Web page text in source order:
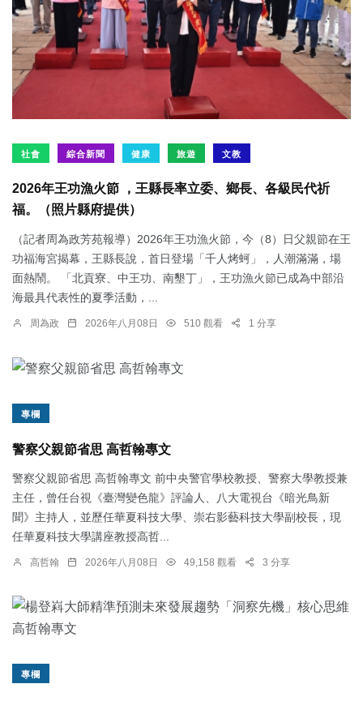
社會 綜合新聞 健康 旅遊 文教
2026年王功漁火節 ，王縣長率立委、鄉長、各級民代祈
福。（照片縣府提供）
（記者周為政芳苑報導）2026年王功漁火節，今（8）日父親節在王
功福海宮揭幕，王縣長說，首日登場「千人烤蚵」，人潮滿滿，場
面熱鬧。 「北貢寮、中王功、南墾丁」，王功漁火節已成為中部沿
海最具代表性的夏季活動，...
周為政 2026年八月08日 510 觀看 1 分享
專欄
警察父親節省思 高哲翰專文
警察父親節省思 高哲翰專文 前中央警官學校教授、警察大學教授兼
主任，曾任台視《臺灣變色龍》評論人、八大電視台《暗光鳥新
聞》主持人，並歷任華夏科技大學、崇右影藝科技大學副校長，現
任華夏科技大學講座教授高哲...
高哲翰 2026年八月08日 49,158 觀看 3 分享
專欄